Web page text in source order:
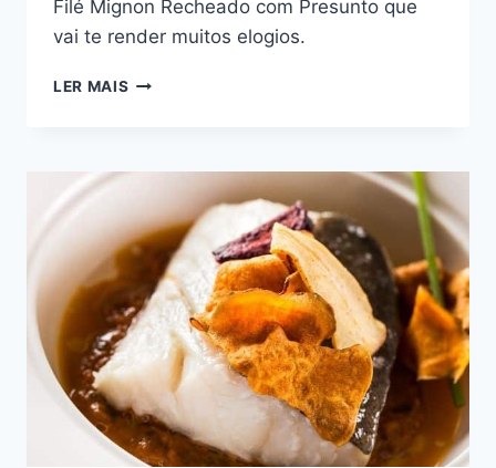
Filé Mignon Recheado com Presunto que
vai te render muitos elogios.
LER MAIS DELICIOSO
COM
PRESUNTO:
RECEBA
MUITOS
ELOGIOS